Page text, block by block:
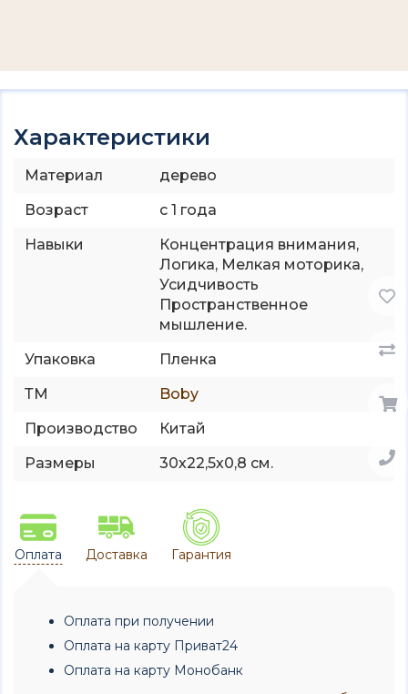
Характеристики
Материал
дерево
Возраст
с 1 года
Навыки
Концентрация внимания,
Логика, Мелкая моторика,
Усидчивость
Пространственное
мышление.
Упаковка
Пленка
ТМ
Boby
Производство
Китай
Размеры
30х22,5х0,8 см.
Оплата Доставка Гарантия
Оплата при получении
Оплата на карту Приват24
Оплата на карту Монобанк